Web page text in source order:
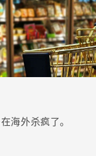
海外杀疯了。